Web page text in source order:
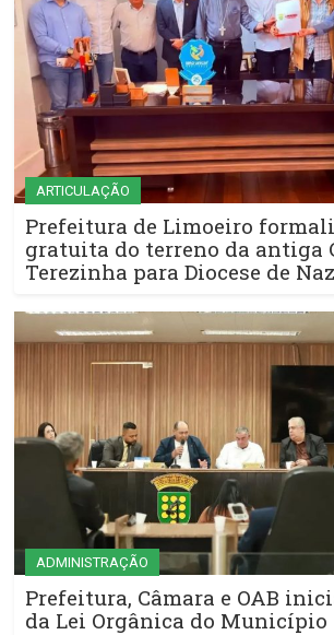
ARTICULAÇÃO
Prefeitura de Limoeiro
gratuita do terreno da antiga
Terezinha para Diocese de
ADMINISTRAÇÃO
Prefeitura, Câmara e OAB
da Lei Orgânica do Município